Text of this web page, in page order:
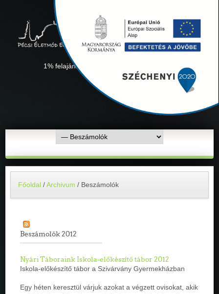
1% felajánlás "Együtt minden sikerül" Adószámunk:
18311927-1-02
Főoldal /Archivum / Beszámolók
Beszámolók 2012
Nyári Táboraink Iskola-előkészítő tábor 2012
Iskola-előkészítő tábor a Szivárvány Gyermekházban
Egy héten keresztül várjuk azokat a végzett ovisokat, akik